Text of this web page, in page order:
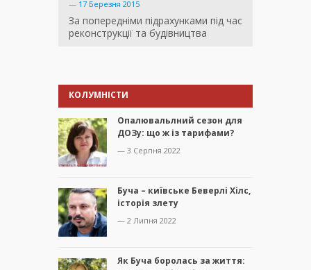
— 17 Березня 2015
За попередніми підрахунками під час
реконструкції та будівництва
КОЛУМНІСТИ
Опалювальлний сезон для
ДОЗу: що ж із тарифами?
— 3 Серпня 2022
Буча – київське Беверлі Хілс,
історія злету
— 2 Липня 2022
Як Буча боролась за життя: